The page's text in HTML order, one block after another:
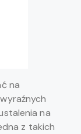
na
na
z takich